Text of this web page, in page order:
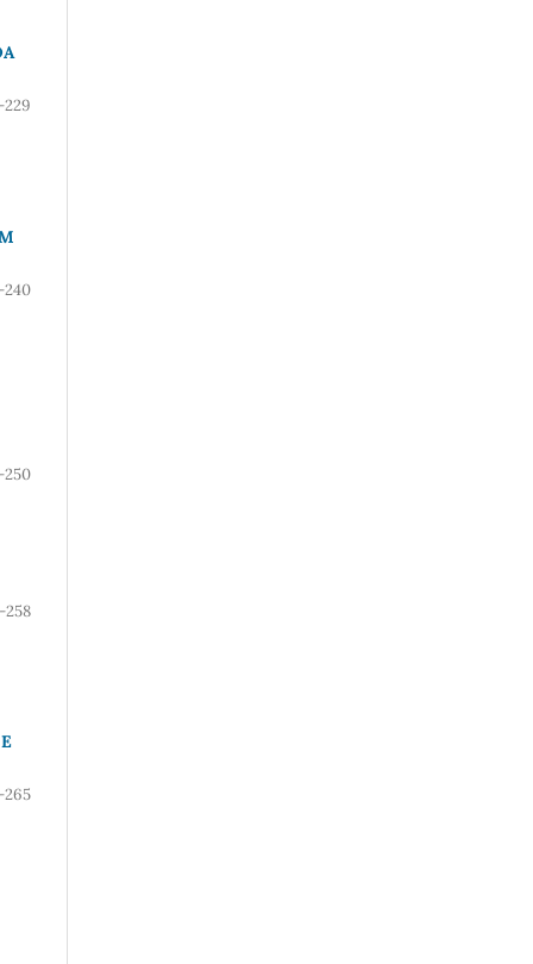
240
250
258
265